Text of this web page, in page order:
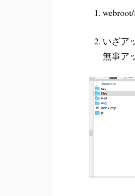
いざア
無事ア